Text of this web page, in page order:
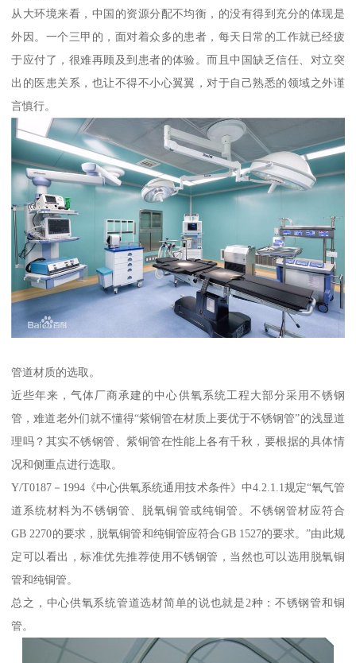
从大环境来看，中国的资源分配不均衡，的没有得到充分的体现是
外因。一个三甲的，面对着众多的患者，每天日常的工作就已经疲
于应付了，很难再顾及到患者的体验。而且中国缺乏信任、对立突
出的医患关系，也让不得不小心翼翼，对于自己熟悉的领域之外谨
言慎行。
管道材质的选取。
近些年来，气体厂商承建的中心供氧系统工程大部分采用不锈钢
管，难道老外们就不懂得“紫铜管在材质上要优于不锈钢管”的浅显道
理吗？其实不锈钢管、紫铜管在性能上各有千秋，要根据的具体情
况和侧重点进行选取。
Y/T0187－1994《中心供氧系统通用技术条件》中4.2.1.1规定“氧气管
道系统材料为不锈钢管、脱氧铜管或纯铜管。不锈钢管材应符合
GB 2270的要求，脱氧铜管和纯铜管应符合GB 1527的要求。”由此规
定可以看出，标准优先推荐使用不锈钢管，当然也可以选用脱氧铜
管和纯铜管。
总之，中心供氧系统管道选材简单的说也就是2种：不锈钢管和铜
管。